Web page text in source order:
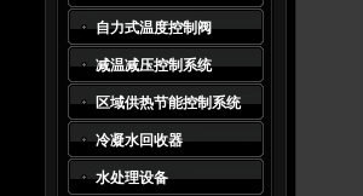
自力式温度控制阀
减温减压控制系统
区域供热节能控制系统
冷凝水回收器
水处理设备